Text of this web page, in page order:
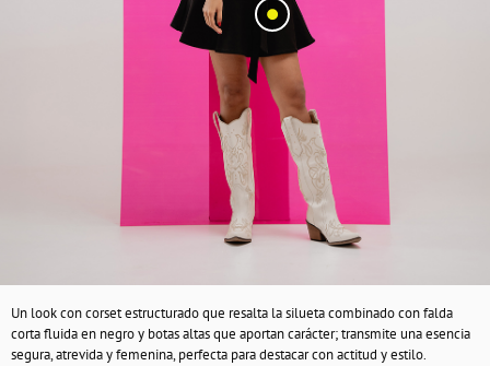
Un look con corset estructurado que resalta la silueta combinado con falda
corta fluida en negro y botas altas que aportan carácter; transmite una esencia
segura, atrevida y femenina, perfecta para destacar con actitud y estilo.